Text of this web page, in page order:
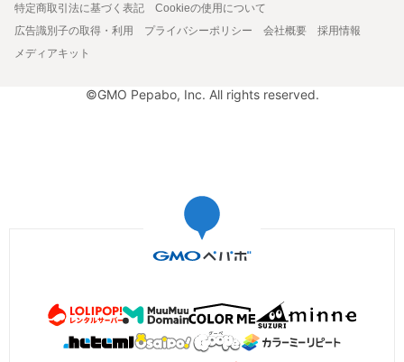
特定商取引法に基づく表記
Cookieの使用について
広告識別子の取得・利用
プライバシーポリシー 会社概要
採用情報
メディアキット
©GMO Pepabo, Inc. All rights reserved.